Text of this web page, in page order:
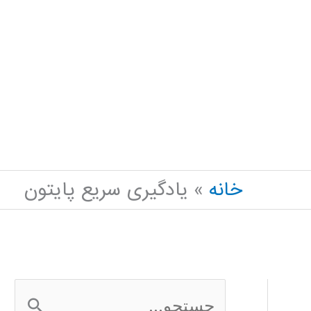
خانه
یادگیری سریع پایتون